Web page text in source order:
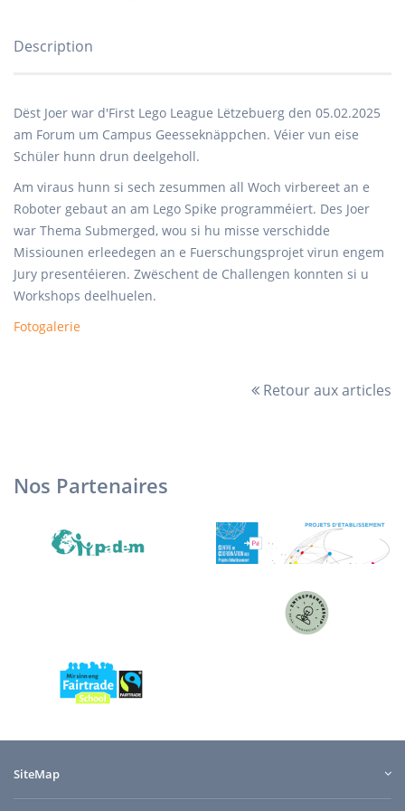
Description
Dëst Joer war d'First Lego League Lëtzebuerg den 05.02.2025
am Forum um Campus Geesseknäppchen. Véier vun eise
Schüler hunn drun deelgeholl.
Am viraus hunn si sech zesummen all Woch virbereet an e
Roboter gebaut an am Lego Spike programméiert. Des Joer
war Thema Submerged, wou si hu misse verschidde
Missiounen erleedegen an e Fuerschungsprojet virun engem
Jury presentéieren. Zwëschent de Challengen konnten si u
Workshops deelhuelen.
Fotogalerie
Retour aux articles
Nos Partenaires
SiteMap